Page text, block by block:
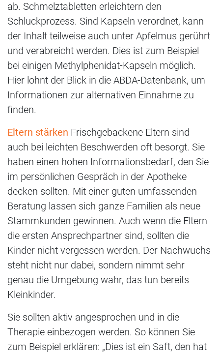
ab. Schmelztabletten erleichtern den
Schluckprozess. Sind Kapseln verordnet, kann
der Inhalt teilweise auch unter Apfelmus gerührt
und verabreicht werden. Dies ist zum Beispiel
bei einigen Methylphenidat-Kapseln möglich.
Hier lohnt der Blick in die ABDA-Datenbank, um
Informationen zur alternativen Einnahme zu
finden.
Eltern stärken Frischgebackene Eltern sind
auch bei leichten Beschwerden oft besorgt. Sie
haben einen hohen Informationsbedarf, den Sie
im persönlichen Gespräch in der Apotheke
decken sollten. Mit einer guten umfassenden
Beratung lassen sich ganze Familien als neue
Stammkunden gewinnen. Auch wenn die Eltern
die ersten Ansprechpartner sind, sollten die
Kinder nicht vergessen werden. Der Nachwuchs
steht nicht nur dabei, sondern nimmt sehr
genau die Umgebung wahr, das tun bereits
Kleinkinder.
Sie sollten aktiv angesprochen und in die
Therapie einbezogen werden. So können Sie
zum Beispiel erklären: „Dies ist ein Saft, den hat